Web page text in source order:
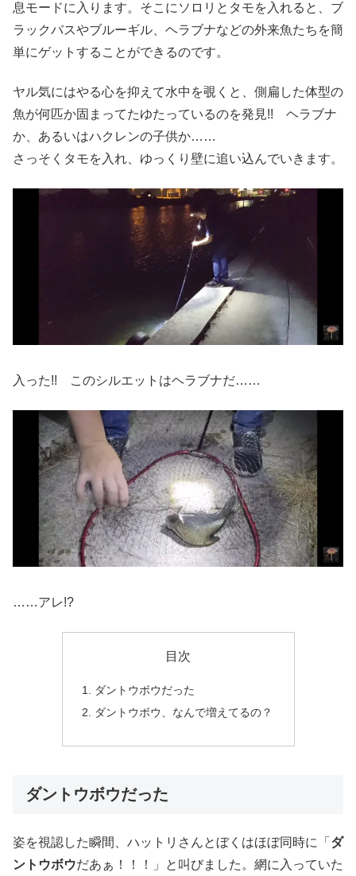
息モードに入ります。そこにソロリとタモを入れると、ブ
ラックバスやブルーギル、ヘラブナなどの外来魚たちを簡
単にゲットすることができるのです。
ヤル気にはやる心を抑えて水中を覗くと、側扁した体型の
魚が何匹か固まってたゆたっているのを発見!! ヘラブナ
か、あるいはハクレンの子供か……
さっそくタモを入れ、ゆっくり壁に追い込んでいきます。
入った!! このシルエットはヘラブナだ……
……アレ!?
目次
ダントウボウだった
ダントウボウ、なんで増えてるの？
ダントウボウだった
姿を視認した瞬間、ハットリさんとぼくはほぼ同時に「 ダ
ントウボウだあぁ！！！」と叫びました。網に入っていた